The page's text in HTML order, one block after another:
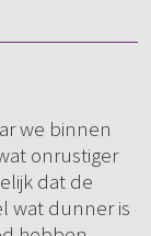
we binnen
onrustiger
dat de
wat dunner is